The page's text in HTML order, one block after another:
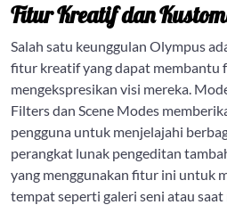
Fitur Kreatif dan
Salah satu keunggulan Olympus
fitur kreatif yang dapat membantu
mengekspresikan visi mereka.
Filters dan Scene Modes
pengguna untuk menjelajahi
perangkat lunak pengeditan
yang menggunakan fitur ini untuk
tempat seperti galeri seni atau